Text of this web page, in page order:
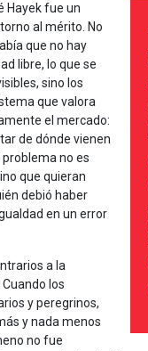
Hayek fue un
al mérito. No
que no hay
libre, lo que se
sino los
que valora
el mercado:
de dónde vienen
no es
que quieran
debió haber
en un error
a la
los
y peregrinos,
y nada menos
no fue